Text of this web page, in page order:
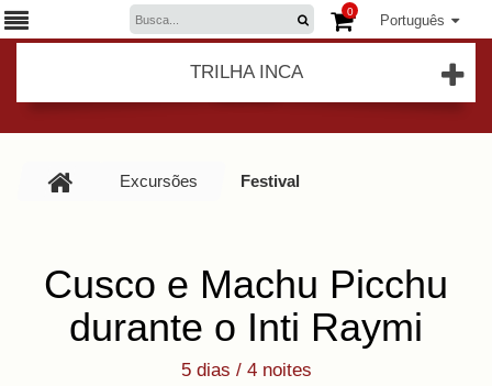
Português
0
TRILHA INCA
Excursões Festival
Cusco e Machu Picchu
durante o Inti Raymi
5 dias / 4 noites